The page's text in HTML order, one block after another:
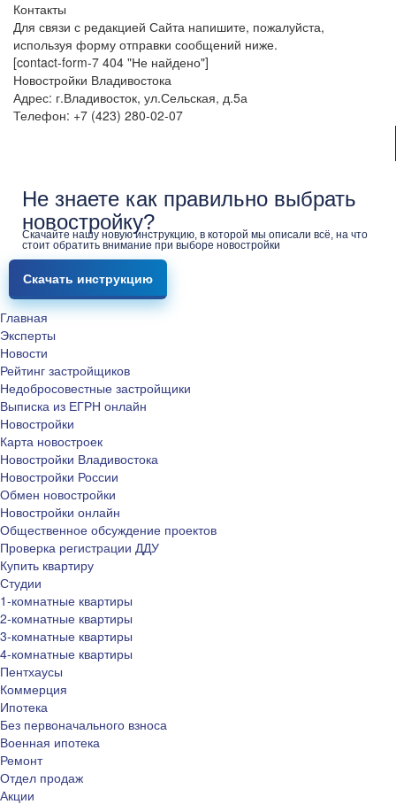
Контакты
Для связи с редакцией Сайта напишите, пожалуйста,
используя форму отправки сообщений ниже.
[contact-form-7 404 "Не найдено"]
Новостройки Владивостока
Адрес: г.Владивосток, ул.Сельская, д.5а
Телефон: +7 (423) 280-02-07
Не знаете как правильно выбрать
новостройку?
Скачайте нашу новую инструкцию, в которой мы описали всё, на что
стоит обратить внимание при выборе новостройки
Скачать инструкцию
Главная
Эксперты
Новости
Рейтинг застройщиков
Недобросовестные застройщики
Выписка из ЕГРН онлайн
Новостройки
Карта новостроек
Новостройки Владивостока
Новостройки России
Обмен новостройки
Новостройки онлайн
Общественное обсуждение проектов
Проверка регистрации ДДУ
Купить квартиру
Студии
1-комнатные квартиры
2-комнатные квартиры
3-комнатные квартиры
4-комнатные квартиры
Пентхаусы
Коммерция
Ипотека
Без первоначального взноса
Военная ипотека
Ремонт
Отдел продаж
Акции